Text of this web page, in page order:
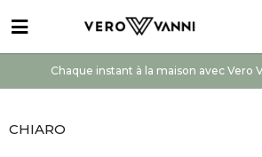
Chaque instant à la maison avec Vero
CHIARO